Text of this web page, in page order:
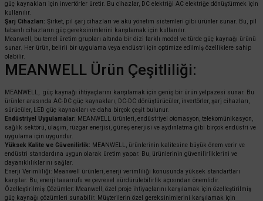
güç kaynakları için invertörler üretir. Bu cihazlar, DC elektriği AC elektriğe dönüştürmek için
kullanılır.
Şarj Cihazları: Şirket, pil şarj cihazları ve akü yönetim sistemleri gibi ürünler sunar. Bu, pil
tabanlı cihazların güç gereksinimlerini karşılamak için kullanılır.
Meanwell, bu temel üretim grupları altında bir dizi farklı model ve türde güç kaynağı ürünü
sunar. Her ürün, belirli bir uygulama veya endüstri için optimize edilmiş özelliklere sahip
olabilir.
MEANWELL Ürün Çeşitliliği:
MEANWELL, güç kaynağı ihtiyaçlarını karşılamak için geniş bir ürün yelpazesi sunar. Bu
ürünler arasında AC-DC güç kaynakları, DC-DC dönüştürücüler, invertörler, şarj cihazları,
sürücüler, LED güç kaynakları ve daha birçok çeşit bulunur.
Endüstriyel Uygulamalar: MEANWELL ürünleri, endüstriyel otomasyon, telekomünikasyon,
sağlık sektörü, ulaşım, rüzgar enerjisi, güneş enerjisi ve aydınlatma gibi birçok endüstri ve
uygulama için uygundur.
Yüksek Kalite ve Güvenilirlik: MEANWELL, ürünlerinin kalitesine büyük önem verir ve
endüstri standardına uygun olarak üretim yapar. Bu, ürünlerinin güvenilirliklerini ve
dayanıklılıklarını sağlar.
Enerji Verimliliği: Meanwell ürünleri, enerji verimliliği konusunda yüksek standartları
karşılar. Bu, enerji tasarrufu ve çevresel sürdürülebilirlik açısından önemlidir.
Özelleştirilmiş Çözümler: Meanwell, özel proje ihtiyaçlarını karşılamak için özelleştirilmiş
güç kaynağı çözümleri sunabilir. Müşterilerin özel gereksinimlerini karşılamak için